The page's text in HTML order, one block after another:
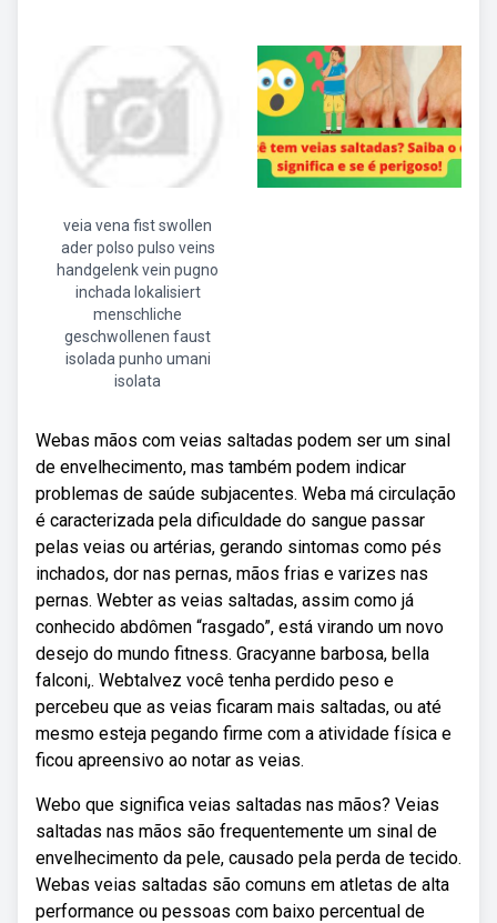
veia vena fist swollen
ader polso pulso veins
handgelenk vein pugno
inchada lokalisiert
menschliche
geschwollenen faust
isolada punho umani
isolata
Webas mãos com veias saltadas podem ser um sinal
de envelhecimento, mas também podem indicar
problemas de saúde subjacentes. Weba má circulação
é caracterizada pela dificuldade do sangue passar
pelas veias ou artérias, gerando sintomas como pés
inchados, dor nas pernas, mãos frias e varizes nas
pernas. Webter as veias saltadas, assim como já
conhecido abdômen “rasgado”, está virando um novo
desejo do mundo fitness. Gracyanne barbosa, bella
falconi,. Webtalvez você tenha perdido peso e
percebeu que as veias ficaram mais saltadas, ou até
mesmo esteja pegando firme com a atividade física e
ficou apreensivo ao notar as veias.
Webo que significa veias saltadas nas mãos? Veias
saltadas nas mãos são frequentemente um sinal de
envelhecimento da pele, causado pela perda de tecido.
Webas veias saltadas são comuns em atletas de alta
performance ou pessoas com baixo percentual de